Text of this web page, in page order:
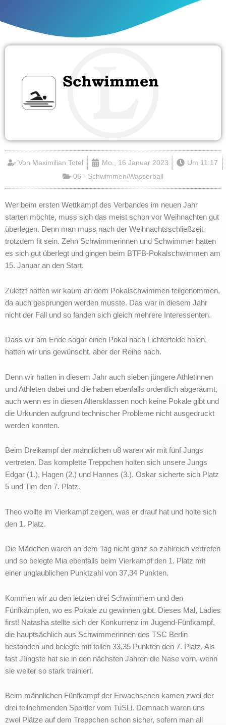
Von Maximilian Totel Mo., 16 Januar 2023 Um 11:17
06 - Schwimmen/Wasserball
Wer beim ersten Wettkampf des Verbandes im neuen Jahr
starten möchte, muss sich das meist schon vor Weihnachten gut
überlegen. Denn man muss nach der Weihnachtsschließzeit
trotzdem fit sein. Zehn Schwimmerinnen und Schwimmer hatten
es sich gut überlegt und gingen beim BTFB-Pokalschwimmen am
15. Januar an den Start.
Zuletzt hatten wir kaum an dem Pokalschwimmen teilgenommen,
da auch gesprungen werden musste. Das war in diesem Jahr
nicht der Fall und so fanden sich gleich mehrere Interessenten.
Dass wir am Ende sogar einen Pokal nach Lichterfelde holen,
hatten wir uns gewünscht, aber der Reihe nach.
Denn wir hatten in diesem Jahr auch sieben jüngere Athletinnen
und Athleten dabei und die haben ebenfalls ordentlich abgeräumt,
auch wenn es in diesen Altersklassen noch keine Pokale gibt und
die Urkunden aufgrund technischer Probleme nicht ausgedruckt
werden konnten.
Beim Dreikampf der männlichen u8 waren wir mit fünf Jungs
vertreten. Das komplette Treppchen holten sich unsere Jungs
Edgar (1.), Hagen (2.) und Hannes (3.). Oskar sicherte sich Platz
5 und Tim den 7. Platz.
Theo wollte im Vierkampf zeigen, was er drauf hat und holte sich
den 1. Platz.
Die Mädchen waren an dem Tag nicht ganz so zahlreich vertreten
und so belegte Mia ebenfalls beim Vierkampf den 1. Platz mit
einer unglaublichen Punktzahl von 37,34 Punkten.
Kommen wir zu den letzten drei Schwimmern und den
Fünfkämpfen, wo es Pokale zu gewinnen gibt. Dieses Mal, Ladies
first! Natasha stellte sich der Konkurrenz im Jugend-Fünfkampf,
die hauptsächlich aus Schwimmerinnen des TSC Berlin
bestanden und belegte mit tollen 33,35 Punkten den 7. Platz. Als
fast Jüngste hat sie in den nächsten Jahren die Nase vorn, wenn
sie weiter so stark trainiert.
Beim männlichen Fünfkampf der Erwachsenen kamen zwei der
drei teilnehmenden Sportler vom TuSLi. Demnach waren uns
zwei Plätze auf dem Treppchen schon sicher, sofern man all